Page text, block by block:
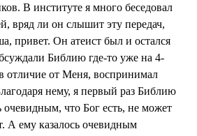
В институте я много беседовал
вряд ли он слышит эту передач,
привет. Он атеист был и остался
Библию где-то уже на 4-
отличие от Меня, воспринимал
нему, я первый раз Библию
очевидным, что Бог есть, не может
А ему казалось очевидным